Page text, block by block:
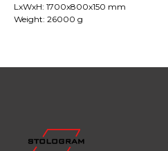
LxWxH: 1700x800x150 mm
Weight: 26000 g